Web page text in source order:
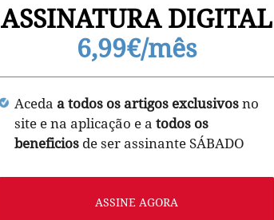
ASSINATURA DIGITAL
6,99€/mês
Aceda a todos os artigos exclusivosno
site e na aplicação e a todos os
beneficios de ser assinante SÁBADO
ASSINE AGORA